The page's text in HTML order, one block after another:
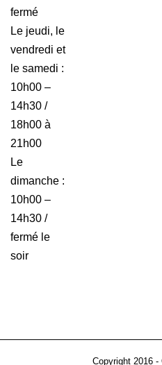
fermé
Le jeudi, le
vendredi et
le samedi :
10h00 –
14h30 /
18h00 à
21h00
Le
dimanche :
10h00 –
14h30 /
fermé le
soir
Copyright 2016 -